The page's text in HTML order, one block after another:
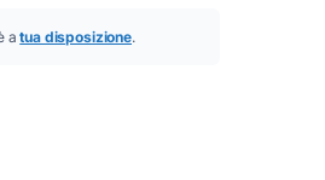
atua disposizione.